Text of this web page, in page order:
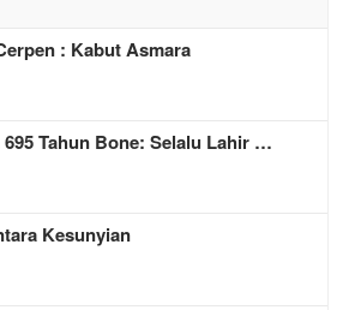
: Kabut Asmara
695 Tahun Bone: Selalu Lahir …
Kesunyian